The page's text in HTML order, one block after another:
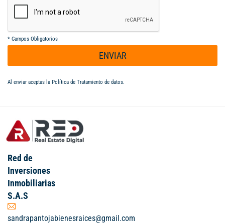
* Campos Obligatorios
ENVIAR
Al enviar aceptas la Política de Tratamiento de datos.
Red de
Inversiones
Inmobiliarias
S.A.S
sandrapantojabienesraices@gmail.com